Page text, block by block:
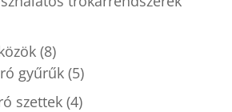
(8)
gyűrűk (5)
szettek (4)